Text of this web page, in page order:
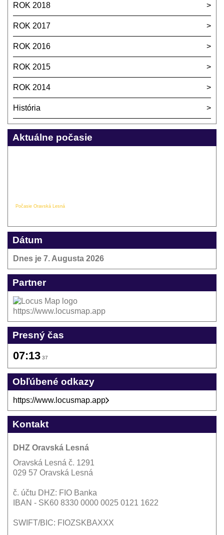
ROK 2018
ROK 2017
ROK 2016
ROK 2015
ROK 2014
História
Aktuálne počasie
Počasie Oravská Lesná
Dátum
Dnes je 7. Augusta 2026
Partner
https://www.locusmap.app
Presný čas
07:13 37
Obľúbené odkazy
https://www.locusmap.app
Kontakt
DHZ Oravská Lesná
Oravská Lesná č. 1291
029 57 Oravská Lesná
č. účtu DHZ: FIO Banka
IBAN - SK60 8330 0000 0025 0121 1622
SWIFT/BIC: FIOZSKBAXXX